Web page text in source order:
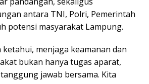
antara TNI, Polri, Pemerintah
potensi masyarakat Lampung.
ketahui, menjaga keamanan dan
bukan hanya tugas aparat,
jawab bersama. Kita